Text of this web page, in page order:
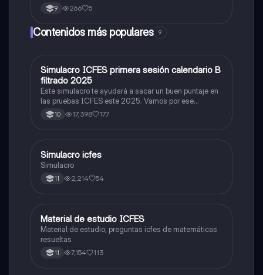
9 266 5
Contenidos más populares 9
ICFES: Matemáticas
Simulacro ICFES primera sesión calendario B
filtrado 2025
Este simulacro te ayudará a sacar un buen puntaje en
las pruebas ICFES este 2025. Vamos por ese
500/500. Y poder ser admitido en la universidad que
quieras, estudiar la carrera que quieres y no la que te
10 17,398 177
ICFES: Lectura Crítica
Simulacro icfes
Simulacro
11 2,214 54
ICFES: Matemáticas
Material de estudio ICFES
Material de estudio, preguntas icfes de matemáticas
resueltas
11 7,154 113